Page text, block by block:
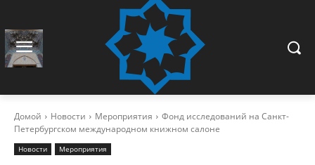
Домой Новости Мероприятия
Фонд исследований на Санкт-
Петербургском международном книжном салоне
Новости Мероприятия